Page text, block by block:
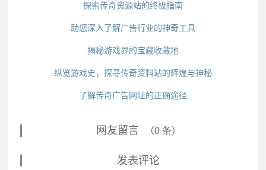
探索传奇资源站的终极指南
助您深入了解广告行业的神奇工具
揭秘游戏界的宝藏收藏地
纵览游戏史，探寻传奇资料站的辉煌与神秘
了解传奇广告网址的正确途径
网友留言 （0 条）
发表评论